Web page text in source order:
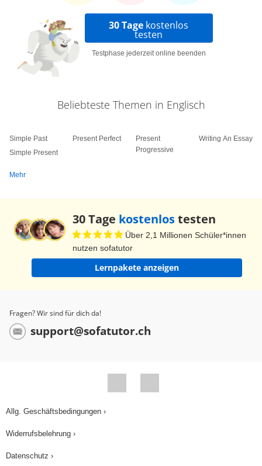
30 Tage kostenlos
testen
Testphase jederzeit online beenden
Beliebteste Themen in Englisch
Simple Past
Simple Present
Present Perfect
Present
Progressive
Writing An Essay
Mehr
30 Tage kostenlostesten
Über 2,1 Millionen Schüler*innen
nutzen sofatutor
Lernpakete anzeigen
Fragen? Wir sind für dich da!
support@sofatutor.ch
Allg. Geschäftsbedingungen ›
Widerrufsbelehrung ›
Datenschutz ›